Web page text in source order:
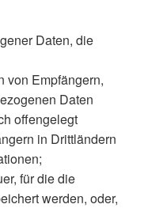
Daten, die
von Empfängern,
Daten
offengelegt
in Drittländern
für die die
werden, oder,